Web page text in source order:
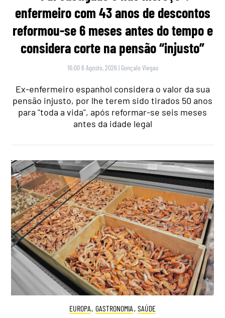
enfermeiro com 43 anos de descontos
reformou-se 6 meses antes do tempo e
considera corte na pensão “injusto”
16:00 6 Agosto, 2026 | Gonçalo Viegas
Ex-enfermeiro espanhol considera o valor da sua
pensão injusto, por lhe terem sido tirados 50 anos
para "toda a vida", após reformar-se seis meses
antes da idade legal
EUROPA, GASTRONOMIA , SAÚDE